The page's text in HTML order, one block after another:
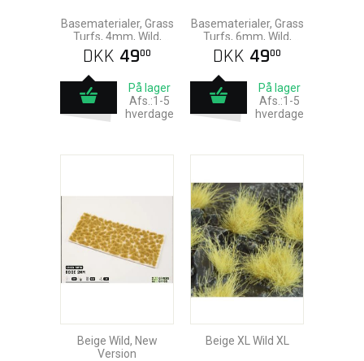
Basematerialer, Grass
Turfs, 4mm, Wild,
Gamers Grass
DKK 4900
På lager
Afs.:1-5
hverdage
Basematerialer, Grass
Turfs, 6mm, Wild,
Gamers Grass
DKK 4900
På lager
Afs.:1-5
hverdage
Beige Wild, New
Version
Beige XL Wild XL